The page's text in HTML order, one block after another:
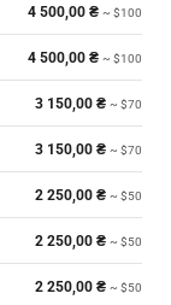
4 500,00 ₴ ~ $100
4 500,00 ₴ ~ $100
3 150,00 ₴ ~ $70
3 150,00 ₴ ~ $70
2 250,00 ₴ ~ $50
2 250,00 ₴ ~ $50
2 250,00 ₴ ~ $50